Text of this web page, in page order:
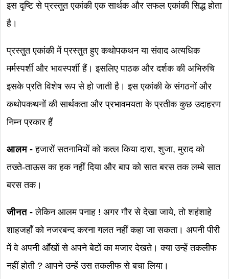
इस दृष्टि से प्रस्तुत एकांकी एक सार्थक और सफल एकांकी सिद्ध होता
है।
प्रस्तुत एकांकी में प्रस्तुत हुए कथोपकथन या संवाद अत्यधिक
मर्मस्पर्शी और भावस्पर्शी हैं। इसलिए पाठक और दर्शक की अभिरुचि
इसके प्रति विशेष रूप से हो जाती है। इस एकांकी के संगठनों और
कथोपकथनों की सार्थकता और प्रभावमयता के प्रतीक कुछ उदाहरण
निम्न प्रकार हैं
आलम -हजारों सतनामियों को कत्ल किया दारा, शुजा, मुराद को
तख्ते-ताऊस का हक नहीं दिया और बाप को सात बरस तक लम्बे सात
बरस तक।
जीनत -लेकिन आलम पनाह ! अगर गौर से देखा जाये, तो शहंशाहे
शाहजहाँ को नजरबन्द करना गलत नहीं कहा जा सकता। अपनी पीरी
में वे अपनी आँखों से अपने बेटों का मजार देखते। क्या उन्हें तकलीफ
नहीं होती ? आपने उन्हें उस तकलीफ से बचा लिया।